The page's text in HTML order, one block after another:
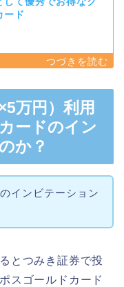
ード
万円）利用
ードのイン
か？
インビテーション
とつみき証券で投
スゴールドカード